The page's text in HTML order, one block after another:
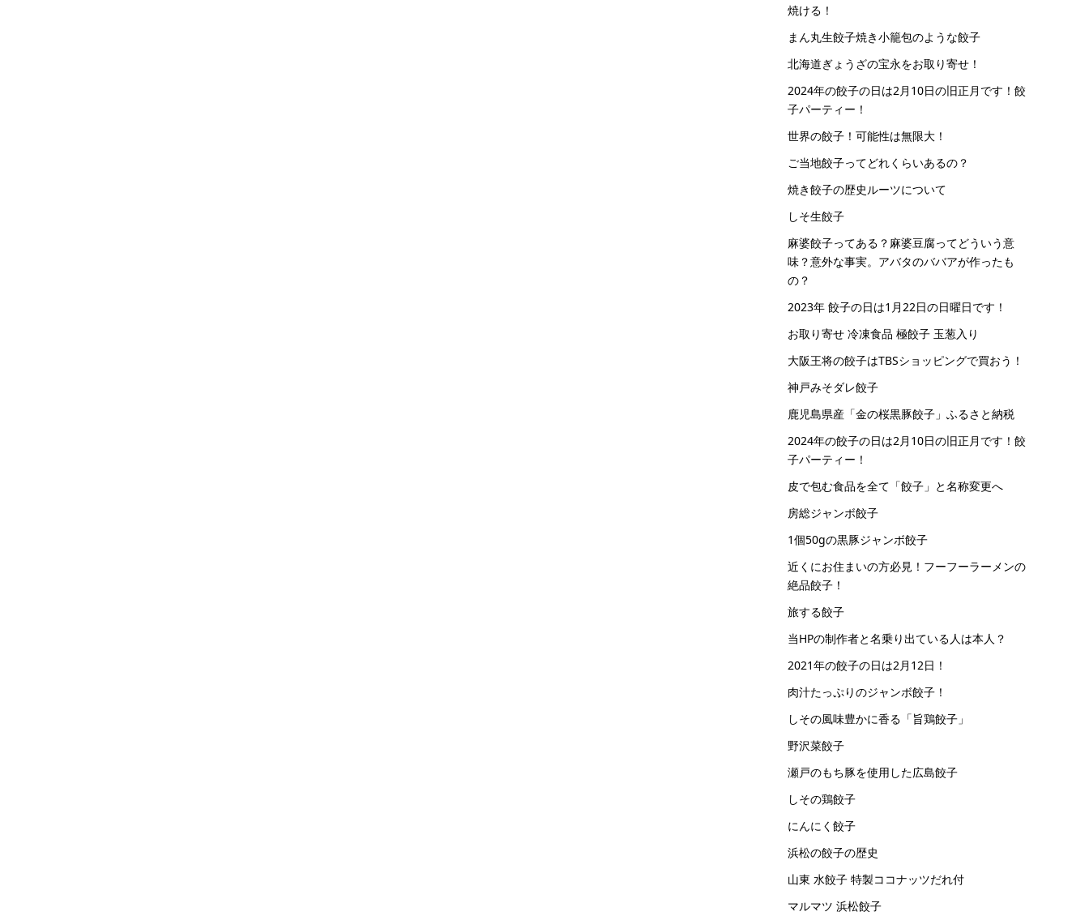
焼ける！
まん丸生餃子焼き小籠包のような餃子
北海道ぎょうざの宝永をお取り寄せ！
2024年の餃子の日は2月10日の旧正月です！餃
子パーティー！
世界の餃子！可能性は無限大！
ご当地餃子ってどれくらいあるの？
焼き餃子の歴史ルーツについて
しそ生餃子
麻婆餃子ってある？麻婆豆腐ってどういう意
味？意外な事実。アバタのババアが作ったも
の？
2023年 餃子の日は1月22日の日曜日です！
お取り寄せ 冷凍食品 極餃子 玉葱入り
大阪王将の餃子はTBSショッピングで買おう！
神戸みそダレ餃子
鹿児島県産「金の桜黒豚餃子」ふるさと納税
2024年の餃子の日は2月10日の旧正月です！餃
子パーティー！
皮で包む食品を全て「餃子」と名称変更へ
房総ジャンボ餃子
1個50gの黒豚ジャンボ餃子
近くにお住まいの方必見！フーフーラーメンの
絶品餃子！
旅する餃子
当HPの制作者と名乗り出ている人は本人？
2021年の餃子の日は2月12日！
肉汁たっぷりのジャンボ餃子！
しその風味豊かに香る「旨鶏餃子」
野沢菜餃子
瀬戸のもち豚を使用した広島餃子
しその鶏餃子
にんにく餃子
浜松の餃子の歴史
山東 水餃子 特製ココナッツだれ付
マルマツ 浜松餃子